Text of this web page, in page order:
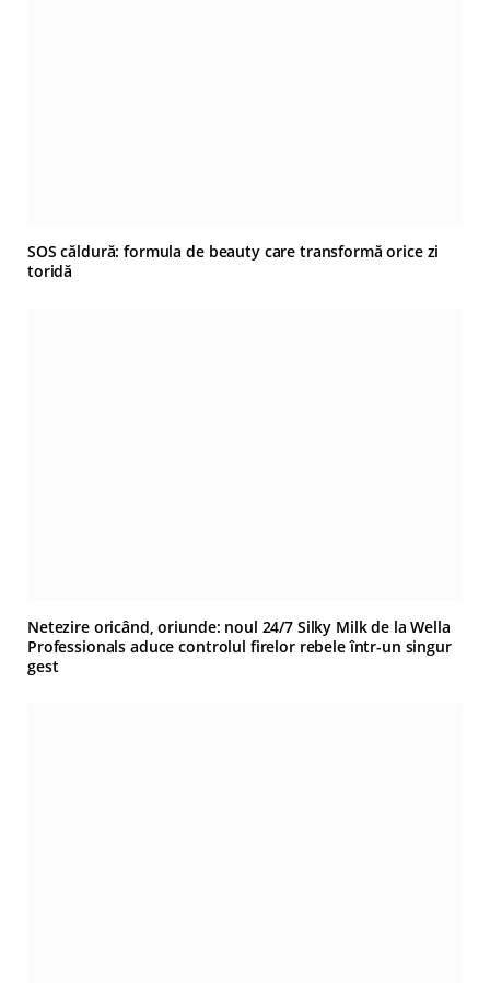
SOS căldură: formula de beauty care transformă orice zi
toridă
Netezire oricând, oriunde: noul 24/7 Silky Milk de la Wella
Professionals aduce controlul firelor rebele într-un singur
gest